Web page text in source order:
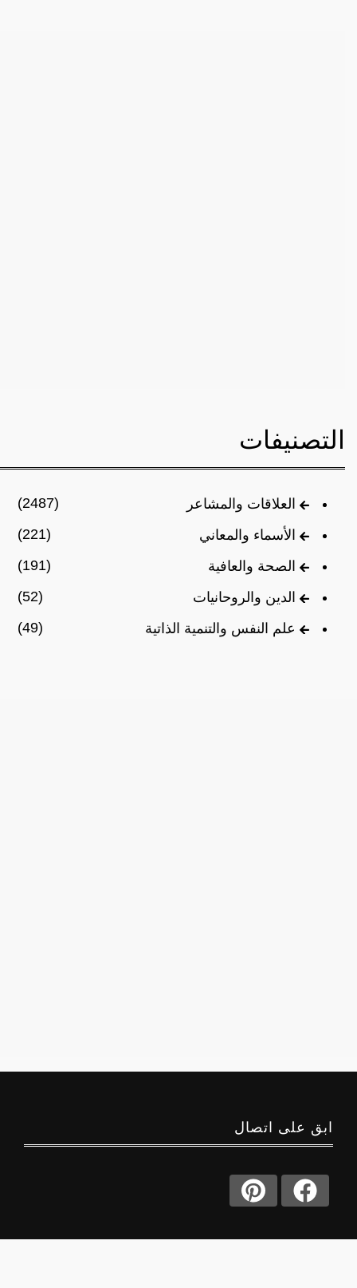
التصنيفات
العلاقات والمشاعر
(2487)
الأسماء والمعاني
(221)
الصحة والعافية
(191)
الدين والروحانيات
(52)
علم النفس والتنمية الذاتية
(49)
ابق على اتصال